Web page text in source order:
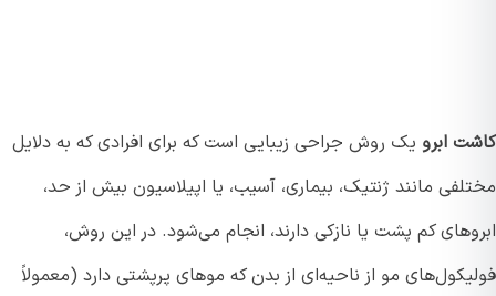
ابرویک روش جراحی زیبایی است که برای افرادی که به دلایل
مانند ژنتیک، بیماری، آسیب، یا اپیلاسیون بیش از حد،
کم پشت یا نازکی دارند، انجام می‌شود. در این روش،
مو از ناحیه‌ای از بدن که موهای پرپشتی دارد (معمولاً